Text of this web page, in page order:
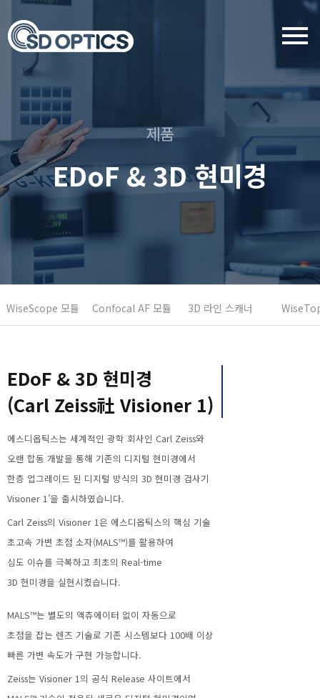
menu
제품
EDoF & 3D 현미경
WiseScope 모듈 Confocal AF 모듈 3D 라인 스캐너
EDoF & 3D 현미경
(Carl Zeiss社 Visioner 1)
에스디옵틱스는 세계적인 광학 회사인 Carl Zeiss와
오랜 합동 개발을 통해 기존의 디지털 현미경에서
한층 업그레이드 된 디지털 방식의 3D 현미경 검사기
Visioner 1’을 출시하였습니다.
Carl Zeiss의 Visioner 1은 에스디옵틱스의 핵심 기술
초고속 가변 초점 소자(MALS™)를 활용하여
심도 이슈를 극복하고 최초의 Real-time
3D 현미경을 실현시켰습니다.
MALS™는 별도의 액츄에이터 없이 자동으로
초점을 잡는 렌즈 기술로 기존 시스템보다 100배 이상
빠른 가변 속도가 구현 가능합니다.
Zeiss는 Visioner 1의 공식 Release 사이트에서